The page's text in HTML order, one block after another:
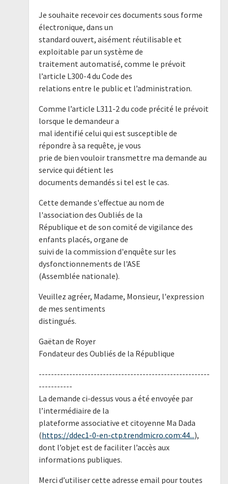
Je souhaite recevoir ces documents sous forme
électronique, dans un
standard ouvert, aisément réutilisable et
exploitable par un système de
traitement automatisé, comme le prévoit
l’article L300-4 du Code des
relations entre le public et l’administration.
Comme l’article L311-2 du code précité le prévoit
lorsque le demandeur a
mal identifié celui qui est susceptible de
répondre à sa requête, je vous
prie de bien vouloir transmettre ma demande au
service qui détient les
documents demandés si tel est le cas.
Cette demande s'effectue au nom de
l'association des Oubliés de la
République et de son comité de vigilance des
enfants placés, organe de
suivi de la commission d'enquête sur les
dysfonctionnements de l'ASE
(Assemblée nationale).
Veuillez agréer, Madame, Monsieur, l'expression
de mes sentiments
distingués.
Gaëtan de Royer
Fondateur des Oubliés de la République
--------------------------------------------------------
-----------
La demande ci-dessus vous a été envoyée par
l’intermédiaire de la
plateforme associative et citoyenne Ma Dada
(https://ddec1-0-en-ctp.trendmicro.com:44...),
dont l’objet est de faciliter l’accès aux
informations publiques.
Merci d’utiliser cette adresse email pour toutes